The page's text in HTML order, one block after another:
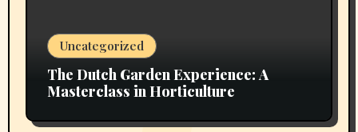
Uncategorized
The Dutch Garden Experience: A
Masterclass in Horticulture